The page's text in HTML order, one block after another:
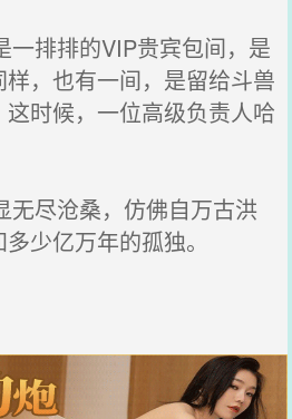
排排的VIP贵宾包间，是
，也有一间，是留给斗兽
时候，一位高级负责人哈
尽沧桑，仿佛自万古洪
少亿万年的孤独。